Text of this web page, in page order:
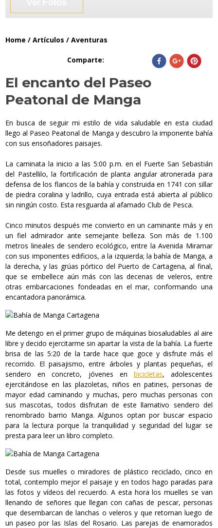
Home /Artículos /Aventuras
Comparte:
El encanto del Paseo
Peatonal de Manga
En busca de seguir mi estilo de vida saludable en esta ciudad
llego al Paseo Peatonal de Manga y descubro la imponente bahía
con sus ensoñadores paisajes.
La caminata la inicio a las 5:00 p.m. en el Fuerte San Sebastián
del Pastellilo, la fortificación de planta angular atronerada para
defensa de los flancos de la bahía y construida en 1741 con sillar
de piedra coralina y ladrillo, cuya entrada está abierta al público
sin ningún costo. Esta resguarda al afamado Club de Pesca.
Cinco minutos después me convierto en un caminante más y en
un fiel admirador ante semejante belleza. Son más de 1.100
metros lineales de sendero ecológico, entre la Avenida Miramar
con sus imponentes edificios, a la izquierda; la bahía de Manga, a
la derecha, y las grúas pórtico del Puerto de Cartagena, al final,
que se embellece aún más con las decenas de veleros, entre
otras embarcaciones fondeadas en el mar, conformando una
encantadora panorámica.
Me detengo en el primer grupo de máquinas biosaludables al aire
libre y decido ejercitarme sin apartar la vista de la bahía. La fuerte
brisa de las 5:20 de la tarde hace que goce y disfrute más el
recorrido. El paisajismo, entre árboles y plantas pequeñas, el
sendero en concreto, jóvenes en bicicletas, adolescentes
ejercitándose en las plazoletas, niños en patines, personas de
mayor edad caminando y muchas, pero muchas personas con
sus mascotas, todos disfrutan de este llamativo sendero del
renombrado barrio Manga. Algunos optan por buscar espacio
para la lectura porque la tranquilidad y seguridad del lugar se
presta para leer un libro completo.
Desde sus muelles o miradores de plástico reciclado, cinco en
total, contemplo mejor el paisaje y en todos hago paradas para
las fotos y vídeos del recuerdo. A esta hora los muelles se van
llenando de señores que llegan con cañas de pescar, personas
que desembarcan de lanchas o veleros y que retornan luego de
un paseo por las Islas del Rosario. Las parejas de enamorados